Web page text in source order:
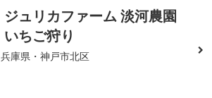
ジュリカファーム 淡河農園
いちご狩り
兵庫県・神戸市北区